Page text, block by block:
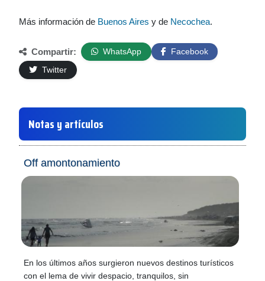
Más información de Buenos Aires y de Necochea.
Compartir: WhatsApp
Facebook
Twitter
Notas y artículos
Off amontonamiento
En los últimos años surgieron nuevos destinos turísticos
con el lema de vivir despacio, tranquilos, sin